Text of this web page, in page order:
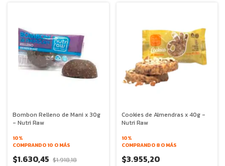
Bombon Relleno de Mani x 30g
- Nutri Raw
10%
COMPRANDO 10 O MÁS
$1.630,45 $1.918,18
Cookies de Almendras x 40g -
Nutri Raw
10%
COMPRANDO 8 O MÁS
$3.955,20